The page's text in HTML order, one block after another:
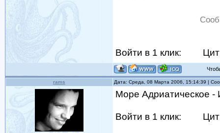
Войти в 1 клик:
rams Дата: Среда, 08 Марта 2006, 15:14:39 |
Море Адриатическое -
Войти в 1 клик: